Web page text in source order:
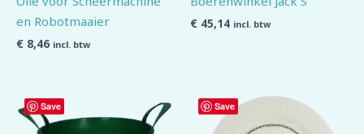
en Robotmaaier
€ 8,46 incl. btw
€ 45,14 incl. btw
Save Save